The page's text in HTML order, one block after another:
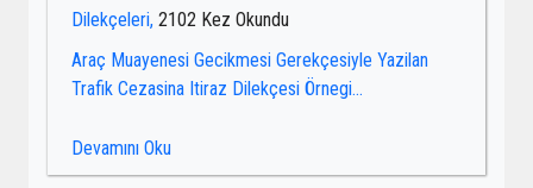
Dilekçeleri, 2102 Kez Okundu
Araç Muayenesi Gecikmesi Gerekçesiyle Yazilan
Trafik Cezasina Itiraz Dilekçesi Örnegi...
Devamını Oku